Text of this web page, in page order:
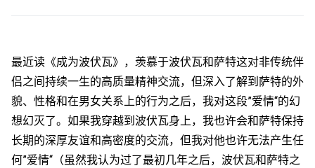
最近读《成为波伏瓦》，羡慕于波伏瓦和萨特这对非传统伴
侣之间持续一生的高质量精神交流，但深入了解到萨特的外
貌、性格和在男女关系上的行为之后，我对这段”爱情“的幻
想幻灭了。如果我穿越到波伏瓦身上，我也许会和萨特保持
长期的深厚友谊和高密度的交流，但我对他也许无法产生任
何”爱情“（虽然我认为过了最初几年之后，波伏瓦和萨特之